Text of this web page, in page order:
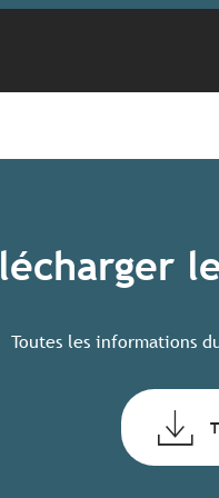
Toutes les informations